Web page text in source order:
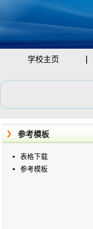
学校主页
参考模板
表格下载
参考模板